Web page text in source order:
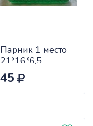
Парник 1 место
21*16*6,5
(дно+крышка)
(1100шт)
45